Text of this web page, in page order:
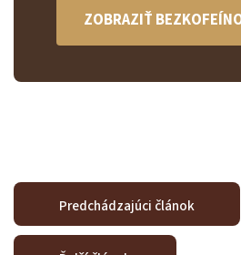
ZOBRAZIŤ
Predchádzajúci článok